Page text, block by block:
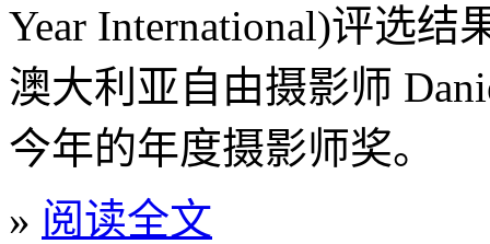
Year International)评选结
澳大利亚自由摄影师
今年的年度摄影师奖。
» 阅读全文